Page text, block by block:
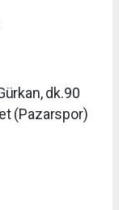
dk.90
(Pazarspor)